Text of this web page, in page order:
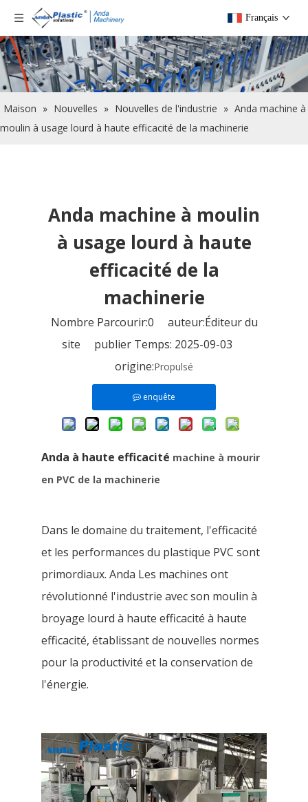
Français
Maison » Nouvelles » Nouvelles de l'industrie » Anda machine à
moulin à usage lourd à haute efficacité de la machinerie
Anda machine à moulin
à usage lourd à haute
efficacité de la
machinerie
Nombre Parcourir:0 auteur:Éditeur du
site publier Temps: 2025-09-03
origine:Propulsé
enquête
Anda à haute efficacité machine à mourir
en PVC de la machinerie
Dans le domaine du traitement, l'efficacité
et les performances du plastique PVC sont
primordiaux. Anda Les machines ont
révolutionné l'industrie avec son moulin à
broyage lourd à haute efficacité à haute
efficacité, établissant de nouvelles normes
pour la productivité et la conservation de
l'énergie.